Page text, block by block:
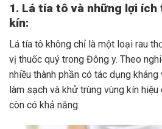
1. Lá tía tô và những lợi
kín:
Lá tía tô không chỉ là một loại rau
vị thuốc quý trong Đông y. Theo
nhiều thành phần có tác dụng
làm sạch và khử trùng vùng kín hiệu
còn có khả năng: